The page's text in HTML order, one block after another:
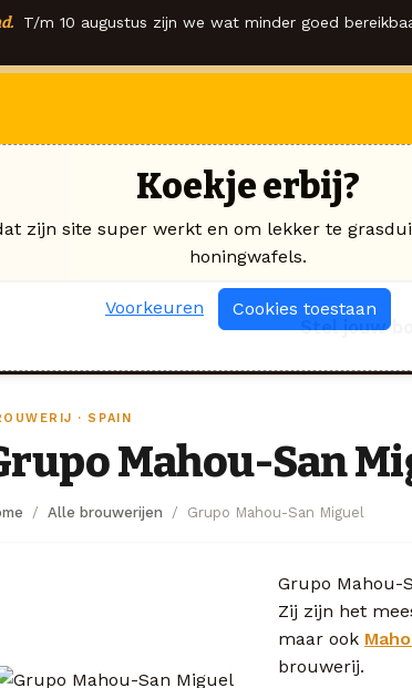
T/m 10 augustus zijn we wat minder goed
Stel jouw
· SPAIN
Mahou-San
Alle brouwerijen Grupo Mahou-San Miguel
Grupo Mahou-
Zij zijn het
maar ook
brouwerij.
Koekje erbij?
zijn site super werkt en om lekker te
honingwafels.
Voorkeuren Cookies toestaan